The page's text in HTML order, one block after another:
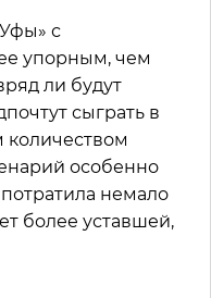
с
упорным, чем
ли будут
сыграть в
особенно
немало
более уставшей,